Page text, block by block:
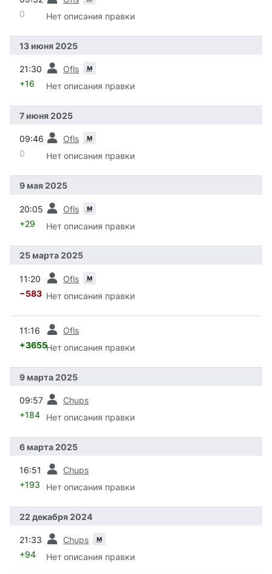
0 Нет описания правки
13 июня 2025
21:30 Ofls м
+16 Нет описания правки
7 июня 2025
09:46 Ofls м
0 Нет описания правки
9 мая 2025
20:05 Ofls м
+29 Нет описания правки
25 марта 2025
11:20 Ofls м
−583 Нет описания правки
11:16 Ofls
+3655Нет описания правки
9 марта 2025
09:57 Chups
+184 Нет описания правки
6 марта 2025
16:51 Chups
+193 Нет описания правки
22 декабря 2024
21:33 Chups м
+94 Нет описания правки